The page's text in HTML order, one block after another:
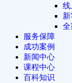
线
全
服务保障
成功案例
新闻中心
课程中心
百科知识